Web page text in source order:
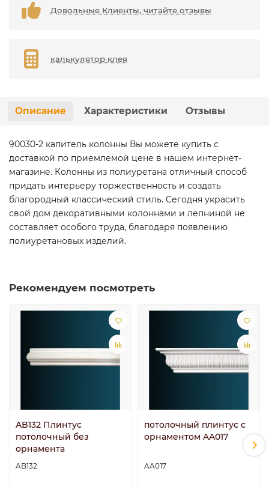
Довольные Клиенты, читайте отзывы
калькулятор клея
Описание Характеристики Отзывы
90030-2 капитель колонны Вы можете купить с
доставкой по приемлемой цене в нашем интернет-
магазине. Колонны из полиуретана отличный способ
придать интерьеру торжественность и создать
благородный классический стиль. Сегодня украсить
свой дом декоративными колоннами и лепниной не
составляет особого труда, благодаря появлению
полиуретановых изделий.
Рекомендуем посмотреть
AB132 Плинтус
потолочный без
орнамента
AB132
потолочный плинтус с
орнаментом AA017
AA017